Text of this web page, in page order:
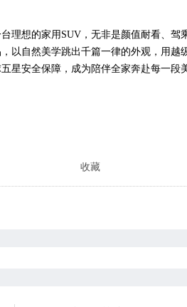
理想的家用SUV，无非是颜值耐看、驾
以自然美学跳出千篇一律的外观，用越
星安全保障，成为陪伴全家奔赴每一段
收藏